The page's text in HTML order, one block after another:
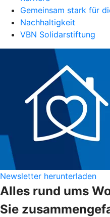
Gemeinsam stark für
Nachhaltigkeit
VBN Solidarstiftung
Newsletter herunterladen
Alles rund ums
Sie